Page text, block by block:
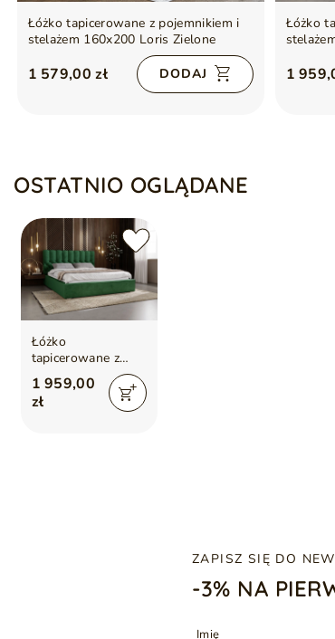
Łóżko tapicerowane z pojemnikiem i
stelażem 160x200 Loris Zielone
1 579,00 zł DODAJ
Łóżko
1
OSTATNIO OGLĄDANE
Łóżko
tapicerowane z
pojemnikiem i
stelażem 180x200
cm Roma Zielone
1 959,00
zł
ZAPISZ SIĘ DO
-3% NA
Imię